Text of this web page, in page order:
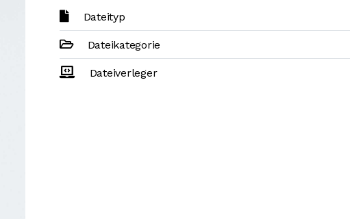
Dateityp
Dateikategorie
Dateiverleger